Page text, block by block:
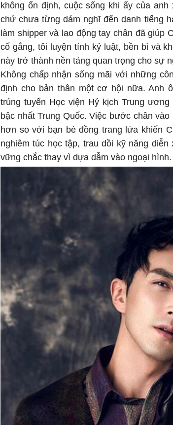
không ổn định, cuộc sống khi ấy của
chứ chưa từng dám nghĩ đến danh tiếng
làm shipper và lao động tay chân đã giúp
cố gắng, tôi luyện tính kỷ luật, bền bỉ và
này trở thành nền tảng quan trọng cho sự
Không chấp nhận sống mãi với những
định cho bản thân một cơ hội nữa. Anh
trúng tuyển Học viện Hý kịch Trung
bậc nhất Trung Quốc. Việc bước chân
hơn so với bạn bè đồng trang lứa khiến
nghiêm túc học tập, trau dồi kỹ năng
vững chắc thay vì dựa dẫm vào ngoại hình.